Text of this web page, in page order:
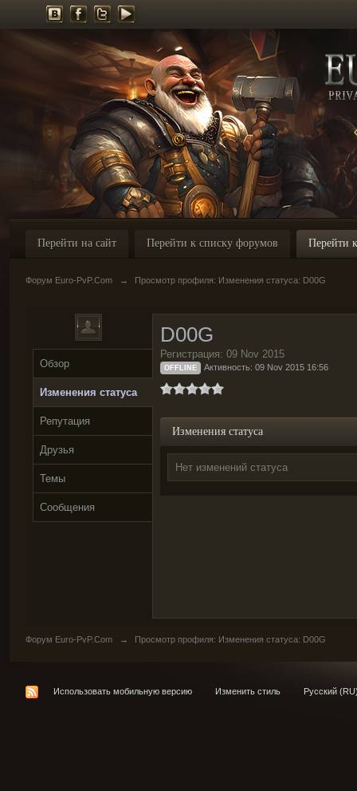
Перейти на сайт Перейти к списку форумов Перейти
Форум Euro-PvP.Com → Просмотр профиля: Изменения статуса: D00G
Обзор
Изменения статуса
Репутация
Друзья
Темы
Сообщения
D00G
Регистрация: 09 Nov 2015
OFFLINE Активность: 09 Nov 2015 16:56
Изменения статуса
Нет изменений статуса
Форум Euro-PvP.Com → Просмотр профиля: Изменения статуса: D00G
Использовать мобильную версию Изменить стиль Русский